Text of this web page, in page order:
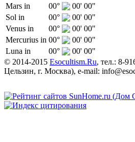
Mars in
00°
00' 00"
Sol in
00°
00' 00"
Venus in
00°
00' 00"
Mercurius in 00°
00' 00"
Luna in
00°
00' 00"
© 2014-2015 Esocultism.Ru, тел.: 8-
Цельзин, г. Москва), e-mail: